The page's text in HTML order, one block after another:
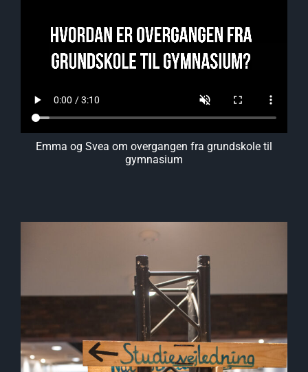
Emma og Svea om overgangen fra grundskole til
gymnasium